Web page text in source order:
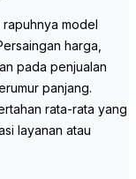
model
harga,
pada penjualan
panjang.
rata-rata yang
layanan atau